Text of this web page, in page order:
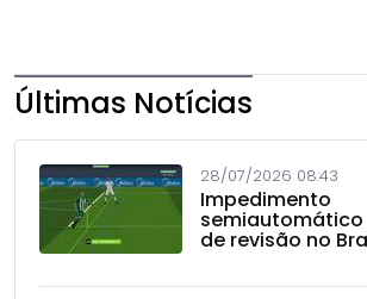
Últimas Notícias
28/07/2026 08:43
Impedimento
semiautomático
de revisão no